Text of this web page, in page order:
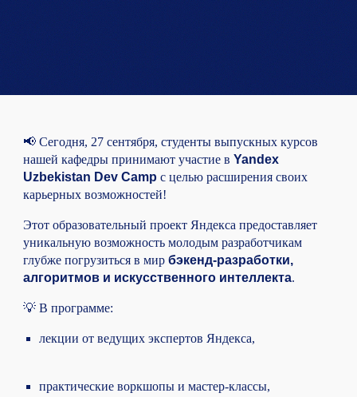
📢 Сегодня, 27 сентября, студенты выпускных курсов
нашей кафедры принимают участие вYandex
Uzbekistan Dev Camp с целью расширения своих
карьерных возможностей!
Этот образовательный проект Яндекса предоставляет
уникальную возможность молодым разработчикам
глубже погрузиться в мирбэкенд-разработки,
алгоритмов и искусственного интеллекта.
💡 В программе:
лекции от ведущих экспертов Яндекса,
практические воркшопы и мастер-классы,